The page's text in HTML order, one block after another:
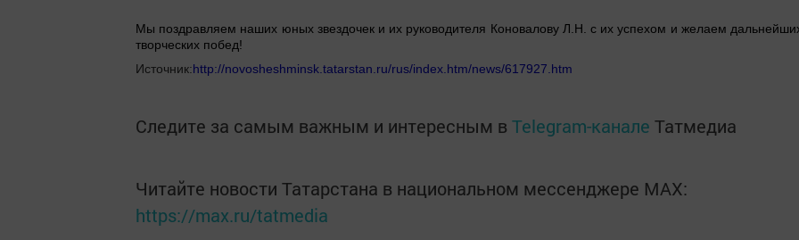
Мы поздравляем наших юных звездочек и их руководителя Коновалову Л.Н. с их успехом и желаем
творческих побед!
Источник:http://novosheshminsk.tatarstan.ru/rus/index.htm/news/617927.htm
Следите за самым важным и интересным в Telegram-канале Татмедиа
Читайте новости Татарстана в национальном мессенджере MАХ:
https://max.ru/tatmedia